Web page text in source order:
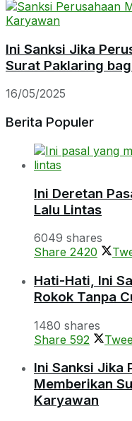
Ini Sanksi Jika
Surat Paklaring
16/05/2025
Berita Populer
Ini Deretan
Lalu Lintas
6049 shares
Share 2420
Hati-Hati, Ini
Rokok Tanpa
1480 shares
Share 592
Ini Sanksi Jika
Memberikan
Karyawan